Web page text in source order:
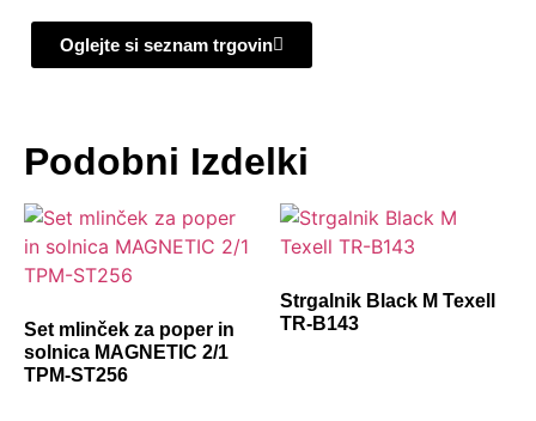
Oglejte si seznam trgovin
Podobni Izdelki
Set mlinček za poper in
solnica MAGNETIC 2/1
TPM-ST256
Strgalnik Black M Texell
TR-B143